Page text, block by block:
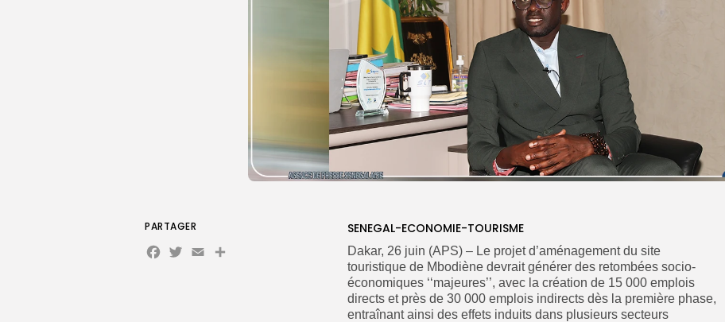
SENEGAL-ECONOMIE-TOURISME
Dakar, 26 juin (APS) – Le projet d’aménagement du site
touristique de Mbodiène devrait générer des retombées socio-
économiques ‘‘majeures’’, avec la création de 15 000 emplois
directs et près de 30 000 emplois indirects dès la première phase,
entraînant ainsi des effets induits dans plusieurs secteurs
PARTAGER
Facebook
Twitter
EmailPartager